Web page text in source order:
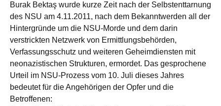
Burak Bektaş wurde kurze Zeit nach der Selbstenttarnung
des NSU am 4.11.2011, nach dem Bekanntwerden all der
Hintergründe um die NSU-Morde und dem darin
verstrickten Netzwerk von Ermittlungsbehörden,
Verfassungsschutz und weiteren Geheimdiensten mit
neonazistischen Strukturen, ermordet. Das gesprochene
Urteil im NSU-Prozess vom 10. Juli dieses Jahres
bedeutet für die Angehörigen der Opfer und die
Betroffenen: